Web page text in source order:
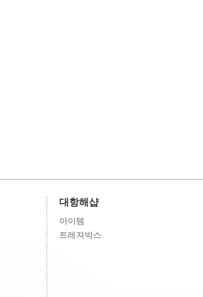
대항해샵
아이템
트레져박스